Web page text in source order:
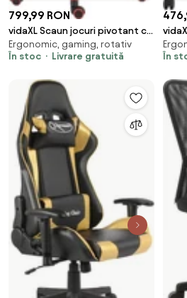
799,99 RON
vidaXL Scaun jocuri pivotant cu
suport de picioare, roșu, PVC
Ergonomic, gaming, rotativ
În stoc
Livrare gratuită
textil
În